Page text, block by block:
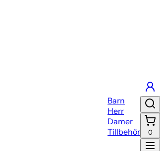
Barn
Herr
Damer
Tillbehör
0